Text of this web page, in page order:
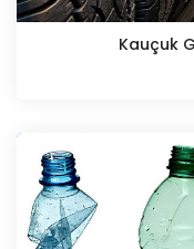
Kauçuk